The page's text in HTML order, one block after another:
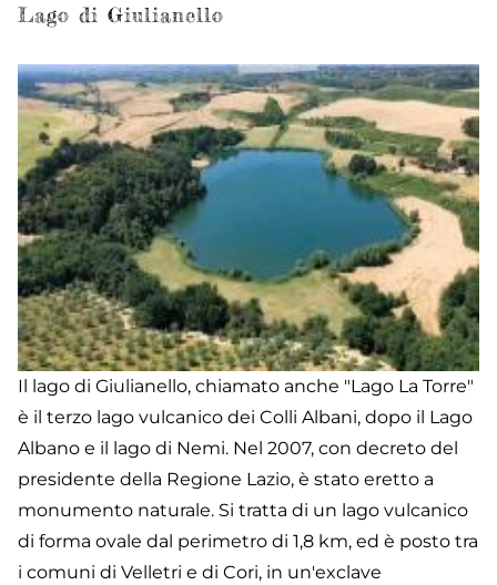
Lago di Giulianello
Il lago di Giulianello, chiamato anche "Lago La Torre"
è il terzo lago vulcanico dei Colli Albani, dopo il Lago
Albano e il lago di Nemi. Nel 2007, con decreto del
presidente della Regione Lazio, è stato eretto a
monumento naturale. Si tratta di un lago vulcanico
di forma ovale dal perimetro di 1,8 km, ed è posto tra
i comuni di Velletri e di Cori, in un'exclave